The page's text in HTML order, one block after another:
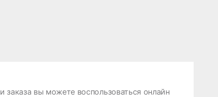
заказа вы можете воспользоваться онлайн